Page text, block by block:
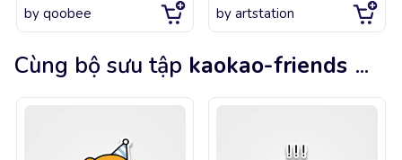
by qoobee by artstation
Cùng bộ sưu tập kaokao-friends ...